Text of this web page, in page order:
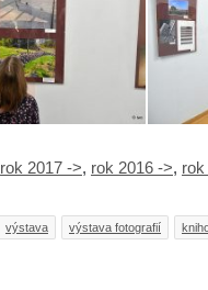
rok 2017 ->, rok 2016 ->, rok
výstava výstava fotografií